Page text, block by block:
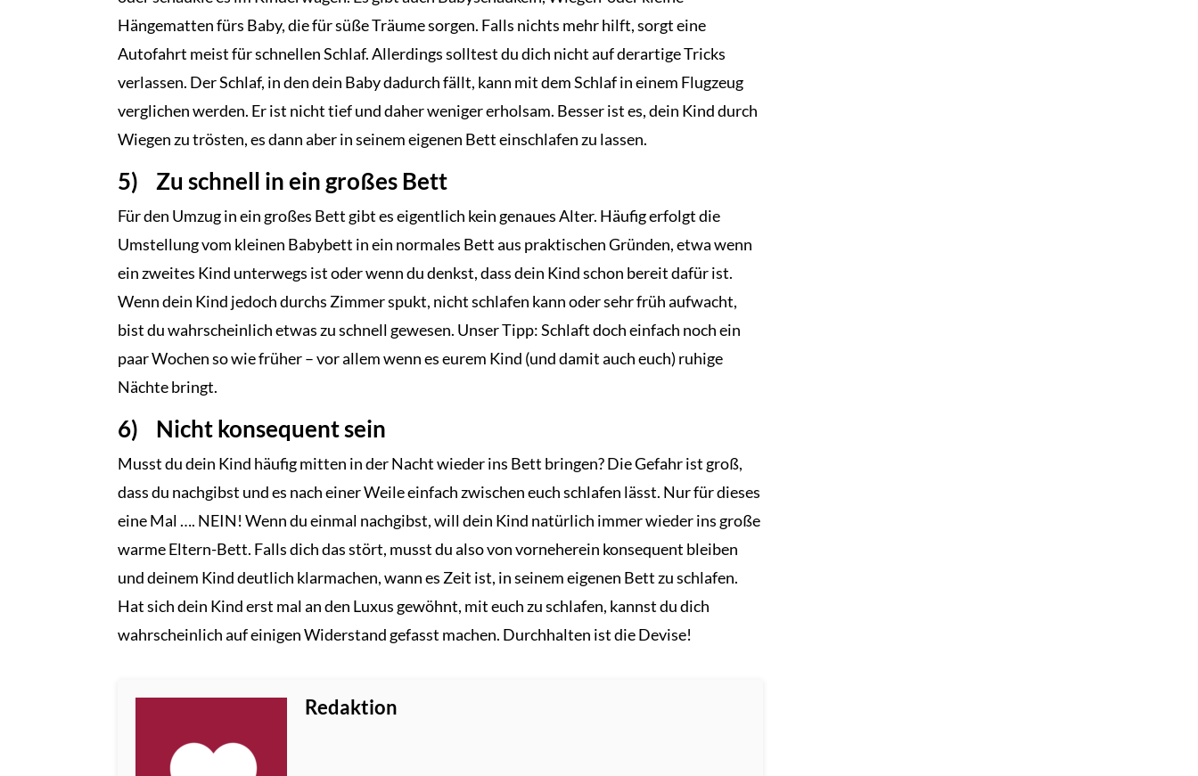
Hängematten fürs Baby, die für süße Träume sorgen. Falls nichts mehr hilft, sorgt eine
Autofahrt meist für schnellen Schlaf. Allerdings solltest du dich nicht auf derartige Tricks
verlassen. Der Schlaf, in den dein Baby dadurch fällt, kann mit dem Schlaf in einem Flugzeug
verglichen werden. Er ist nicht tief und daher weniger erholsam. Besser ist es, dein Kind durch
Wiegen zu trösten, es dann aber in seinem eigenen Bett einschlafen zu lassen.
5) Zu schnell in ein großes Bett
Für den Umzug in ein großes Bett gibt es eigentlich kein genaues Alter. Häufig erfolgt die
Umstellung vom kleinen Babybett in ein normales Bett aus praktischen Gründen, etwa wenn
ein zweites Kind unterwegs ist oder wenn du denkst, dass dein Kind schon bereit dafür ist.
Wenn dein Kind jedoch durchs Zimmer spukt, nicht schlafen kann oder sehr früh aufwacht,
bist du wahrscheinlich etwas zu schnell gewesen. Unser Tipp: Schlaft doch einfach noch ein
paar Wochen so wie früher – vor allem wenn es eurem Kind (und damit auch euch) ruhige
Nächte bringt.
6) Nicht konsequent sein
Musst du dein Kind häufig mitten in der Nacht wieder ins Bett bringen? Die Gefahr ist groß,
dass du nachgibst und es nach einer Weile einfach zwischen euch schlafen lässt. Nur für dieses
eine Mal …. NEIN! Wenn du einmal nachgibst, will dein Kind natürlich immer wieder ins große
warme Eltern-Bett. Falls dich das stört, musst du also von vorneherein konsequent bleiben
und deinem Kind deutlich klarmachen, wann es Zeit ist, in seinem eigenen Bett zu schlafen.
Hat sich dein Kind erst mal an den Luxus gewöhnt, mit euch zu schlafen, kannst du dich
wahrscheinlich auf einigen Widerstand gefasst machen. Durchhalten ist die Devise!
Redaktion